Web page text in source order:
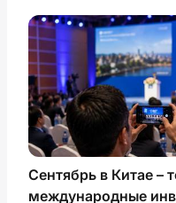
Сентябрь в Китае –
международные